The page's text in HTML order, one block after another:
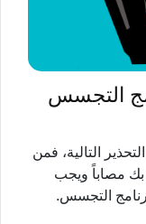
التجسس
التالية، فمن
بك مصاباً ويجب
التجسس.